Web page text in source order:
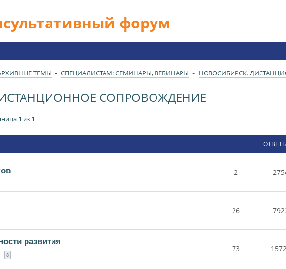
форум
ТЕМЫ СПЕЦИАЛИСТАМ: СЕМИНАРЫ, ВЕБИНАРЫ НОВОСИБИРСК.
СОПРОВОЖДЕНИЕ
1 из 1
ОТВЕТЫ
2
26
развития
8
73